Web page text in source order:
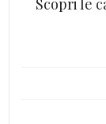
Scopri le